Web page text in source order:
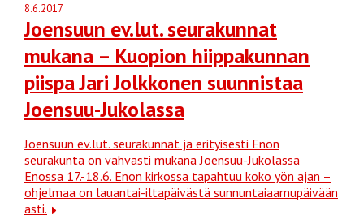
8.6.2017
Joensuun ev.lut. seurakunnat
mukana – Kuopion hiippakunnan
piispa Jari Jolkkonen suunnistaa
Joensuu-Jukolassa
Joensuun ev.lut. seurakunnat ja erityisesti Enon
seurakunta on vahvasti mukana Joensuu-Jukolassa
Enossa 17.-18.6. Enon kirkossa tapahtuu koko yön ajan –
ohjelmaa on lauantai-iltapäivästä sunnuntaiaamupäivään
asti.